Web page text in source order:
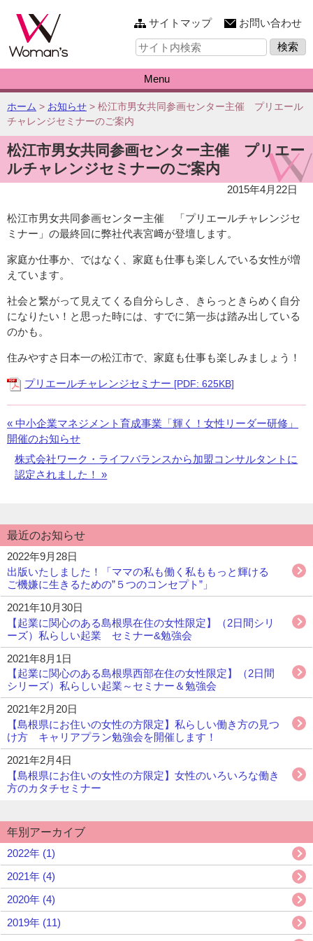
このページの本文へ
サイトマップ
お問い合わせ
サ
イ
内
検
索:
Menu
こ
の
ペ
ー
ジ
ホーム > お知らせ > 松江市男女共同参画センター主催 プリエール
チャレンジセミナーのご案内
松江市男女共同参画センター主催 プリエー
ルチャレンジセミナーのご案内
2015年4月22日
松江市男女共同参画センター主催 「プリエールチャレンジセ
ミナー」の最終回に弊社代表宮﨑が登壇します。
家庭か仕事か、ではなく、家庭も仕事も楽しんでいる女性が増
えています。
社会と繋がって見えてくる自分らしさ、きらっときらめく自分
になりたい！と思った時には、すでに第一歩は踏み出している
のかも。
住みやすさ日本一の松江市で、家庭も仕事も楽しみましょう！
プリエールチャレンジセミナー [PDF: 625KB]
« 前
の
お
知
中小企業マネジメント育成事業「輝く！女性リーダー研修」
開催のお知らせ
次
の
せ：
株式会社ワーク・ライフバランスから加盟コンサルタントに
認定されました！ »
最近のお知らせ
2022年9月28日
出版いたしました！「ママの私も働く私ももっと輝ける
ご機嫌に生きるための”５つのコンセプト”」
2021年10月30日
【起業に関心のある島根県在住の女性限定】（2日間シリ
ーズ）私らしい起業 セミナー&勉強会
2021年8月1日
【起業に関心のある島根県西部在住の女性限定】（2日間
シリーズ）私らしい起業～セミナー＆勉強会
2021年2月20日
【島根県にお住いの女性の方限定】私らしい働き方の見つ
け方 キャリアプラン勉強会を開催します！
2021年2月4日
【島根県にお住いの女性の方限定】女性のいろいろな働き
方のカタチセミナー
年別アーカイブ
2022年 (1)
2021年 (4)
2020年 (4)
2019年 (11)